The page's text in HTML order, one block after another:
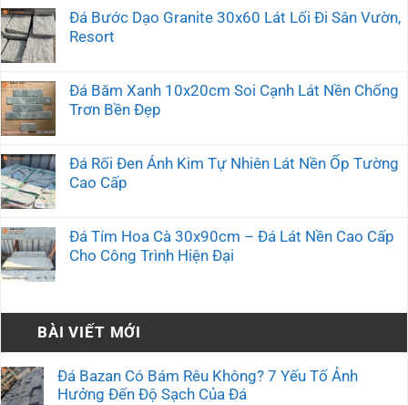
Đá Bước Dạo Granite 30x60 Lát Lối Đi Sân Vườn,
Resort
Đá Băm Xanh 10x20cm Soi Cạnh Lát Nền Chống
Trơn Bền Đẹp
Đá Rối Đen Ánh Kim Tự Nhiên Lát Nền Ốp Tường
Cao Cấp
Đá Tím Hoa Cà 30x90cm – Đá Lát Nền Cao Cấp
Cho Công Trình Hiện Đại
BÀI VIẾT MỚI
Đá Bazan Có Bám Rêu Không? 7 Yếu Tố Ảnh
Hưởng Đến Độ Sạch Của Đá